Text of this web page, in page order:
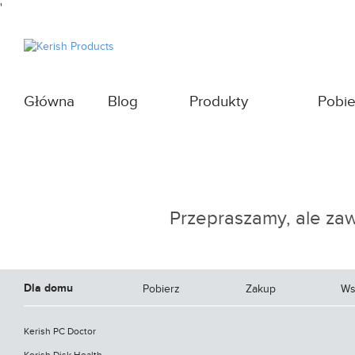
'
Główna Blog Produkty
Przepraszamy, ale
Dla domu
Kerish PC Doctor
Pobierz Zakup